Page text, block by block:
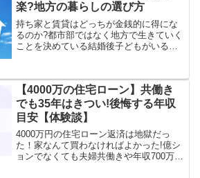
楽?地方の暮らしの選び方
持ち家と賃貸はどっちが金銭的に得にな
るのか?都市部ではなく地方で生きていく
ことを決めている結婚後子どもがいる家
【4000万の住宅ローン】共働き
でも35年はきつい!後悔する年収
目安【体験談】
4000万円の住宅ローン返済は地獄だっ
た！家なんて買わなければよかった!億シ
ョンでなくても夫婦共働きや年収700万円